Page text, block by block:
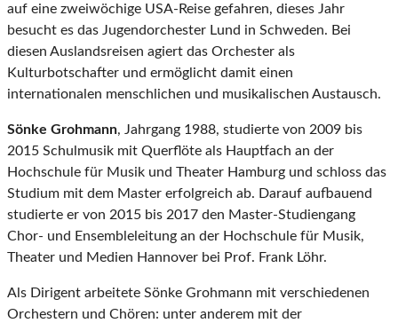
auf eine zweiwöchige USA-Reise gefahren, dieses Jahr
besucht es das Jugendorchester Lund in Schweden. Bei
diesen Auslandsreisen agiert das Orchester als
Kulturbotschafter und ermöglicht damit einen
internationalen menschlichen und musikalischen Austausch.
Sönke Grohmann, Jahrgang 1988, studierte von 2009 bis
2015 Schulmusik mit Querflöte als Hauptfach an der
Hochschule für Musik und Theater Hamburg und schloss das
Studium mit dem Master erfolgreich ab. Darauf aufbauend
studierte er von 2015 bis 2017 den Master-Studiengang
Chor- und Ensembleleitung an der Hochschule für Musik,
Theater und Medien Hannover bei Prof. Frank Löhr.
Als Dirigent arbeitete Sönke Grohmann mit verschiedenen
Orchestern und Chören: unter anderem mit der